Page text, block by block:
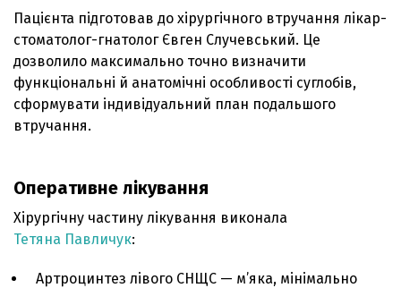
Пацієнта підготовав до хірургічного втручання лікар-
стоматолог-гнатолог Євген Случевський. Це
дозволило максимально точно визначити
функціональні й анатомічні особливості суглобів,
сформувати індивідуальний план подальшого
втручання.
Оперативне лікування
Хірургічну частину лікування виконала
Тетяна Павличук:
Артроцинтез лівого СНЩС — м’яка, мінімально